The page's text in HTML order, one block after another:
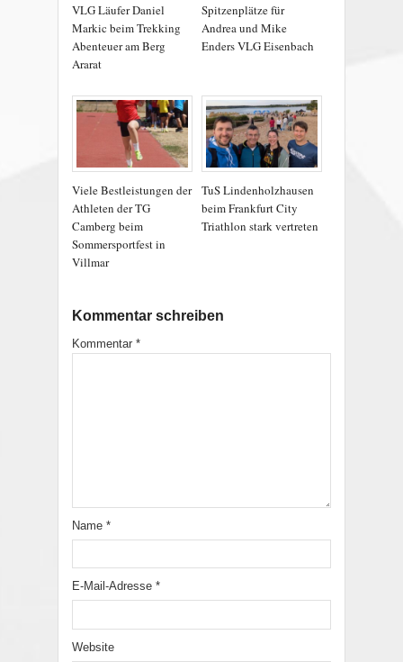
VLG Läufer Daniel
Markic beim Trekking
Abenteuer am Berg
Ararat
Spitzenplätze für
Andrea und Mike
Enders VLG Eisenbach
Viele Bestleistungen der
Athleten der TG
Camberg beim
Sommersportfest in
Villmar
TuS Lindenholzhausen
beim Frankfurt City
Triathlon stark vertreten
Kommentar schreiben
Kommentar *
Name *
E-Mail-Adresse *
Website